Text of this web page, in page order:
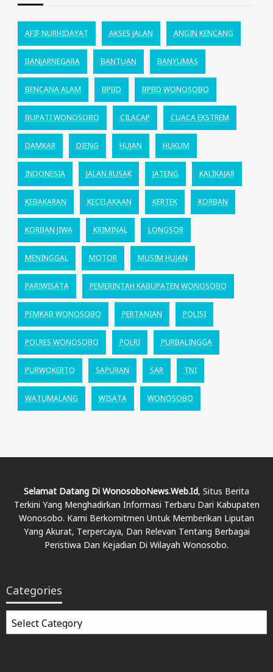
AFIF NURHIDAYAT AKSES JALAN ANGIN KENCANG
BANJARNEGARA BANTUAN BANYUMAS
BENCANA ALAM BPBD BPBD WONOSOBO
BUPATI WONOSOBO CILACAP CUACA EKSTREM
DAMKAR DIENG HUJAN HUKUM
INDONESIA JALAN RUSAK JATENG KALIKAJAR
KEBAKARAN KECELAKAAN KERTEK KORBAN
KORBAN JIWA KRIMINAL LONGSOR
MENINGGAL MOTOR MUSIM HUJAN
PARIWISATA PEMERINTAH KABUPATEN WONOSOBO
PEMKAB WONOSOBO PERTANIAN POLISI
POLRES WONOSOBO POLRI PURBALINGGA
PURWOKERTO SAPURAN SAR TNI
WATUMALANG WISATA WONOSOBO
Selamat Datang Di WonosoboNews.web.id, Situs Berita
Terkini Yang Menghadirkan Informasi Terbaru Dari Kabupaten
Wonosobo. Kami Berkomitmen Untuk Memberikan Liputan
Yang Akurat, Terpercaya, Dan Relevan Tentang Berbagai
Peristiwa Dan Kejadian Di Wilayah Wonosobo.
Categories
Categories